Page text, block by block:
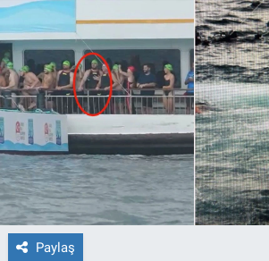
Paylaş
Eğitim
Eğlence
Ekonomi
Forum
Gerçeğin İzinde
Gün Başlıyor